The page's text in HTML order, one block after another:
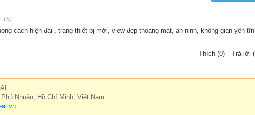
cách hiện đại , trang thiết bị mới, view đẹp thoáng mát, an ninh, không gian yên
Thích (0)
Trả lời
Nhuận, Hồ Chí Minh, Việt Nam